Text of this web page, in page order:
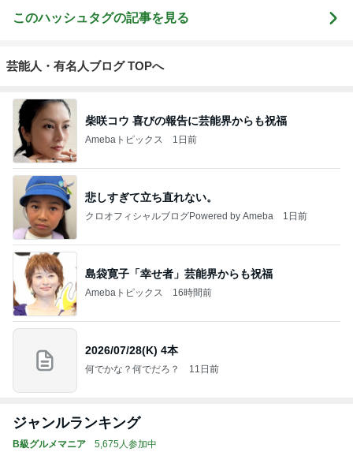
このハッシュタグの記事を見る
芸能人・有名人ブログ TOPへ
柴咲コウ 喜びの報告に芸能界からも祝福
Amebaトピックス 1日前
悲しすぎて立ち直れない。
クロオフィシャルブログPowered by Ameba 1日前
島袋寛子「幸せ者」芸能界からも祝福
Amebaトピックス 16時間前
2026/07/28(K) 4本
何でかな？何でだろ？ 11日前
ジャンルランキング
B級グルメマニア 5,675人参加中